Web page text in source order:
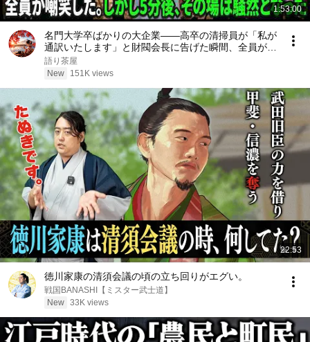
1:53:00
名門大学卒ばかりの大企業――高卒の清掃員が「私が
通訳いたします」と財閥会長に告げた瞬間、全員が嘲
笑した。しかし5分後、その場は静まり返った。#動
エピソード#老後の物語 #家族の物語
語り茶屋
New
151K views
22:53
徳川家康の清須会議の頃の立ち回りがエグい。
戦国BANASHI【ミスター武士道】
New 33K views